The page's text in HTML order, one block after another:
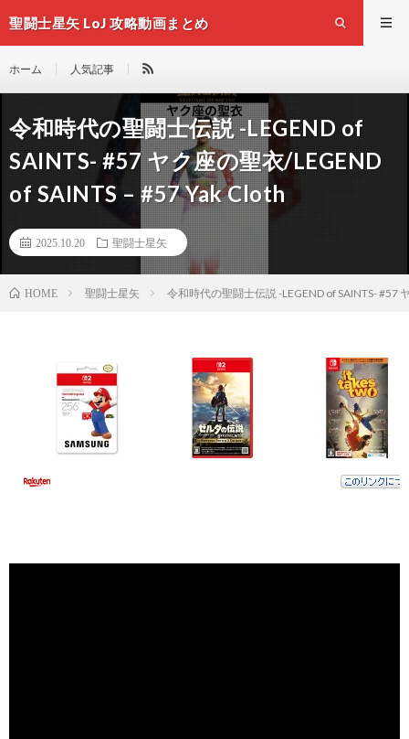
聖闘士星矢 LoJ 攻略動画まとめ
ホーム 人気記事
令和時代の聖闘士伝説 -LEGEND of
SAINTS- #57 ヤク座の聖衣/LEGEND
of SAINTS – #57 Yak Cloth
2025.10.20 聖闘士星矢
HOME 聖闘士星矢 令和時代の聖闘士伝説 -LEGEND of SAINTS- #57